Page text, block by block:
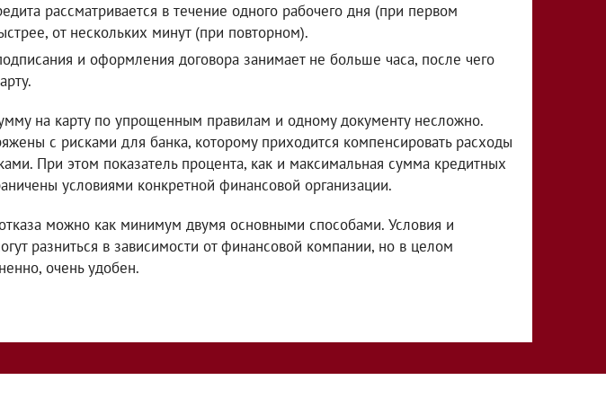
рассматривается в течение одного рабочего дня (при первом
от нескольких минут (при повторном).
и оформления договора занимает не больше часа, после чего
на карту по упрощенным правилам и одному документу несложно.
с рисками для банка, которому приходится компенсировать расходы
При этом показатель процента, как и максимальная сумма кредитных
условиями конкретной финансовой организации.
можно как минимум двумя основными способами. Условия и
разниться в зависимости от финансовой компании, но в целом
очень удобен.